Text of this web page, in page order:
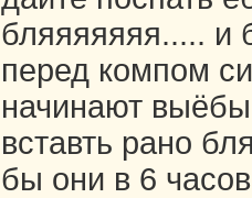
бляяяяяяя..... и
перед компом
начинают
вставть рано
бы они в 6